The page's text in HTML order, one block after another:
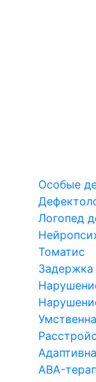
Особые
Логопед
Томатис
Задержка
ABA-